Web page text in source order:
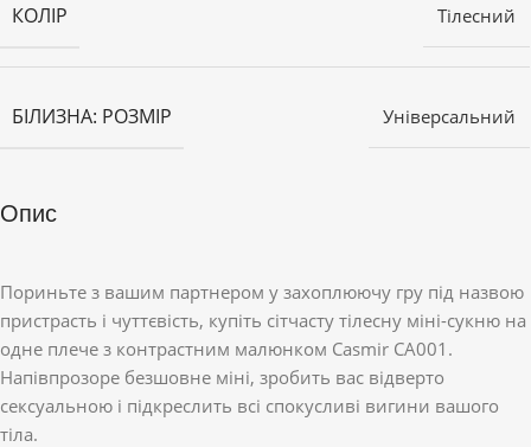
КОЛІР Тілесний
БІЛИЗНА: РОЗМІР Універсальний
Опис
Пориньте з вашим партнером у захоплюючу гру під назвою
пристрасть і чуттєвість, купіть сітчасту тілесну міні-сукню на
одне плече з контрастним малюнком Casmir CA001.
Напівпрозоре безшовне міні, зробить вас відверто
сексуальною і підкреслить всі спокусливі вигини вашого
тіла.